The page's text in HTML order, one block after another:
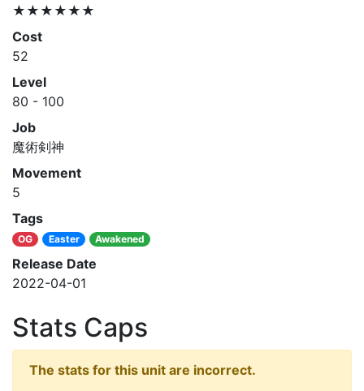
★★★★★★
Cost
52
Level
80 - 100
Job
魔術剣神
Movement
5
Tags
OG Easter Awakened
Release Date
2022-04-01
Stats Caps
The stats for this unit are incorrect.